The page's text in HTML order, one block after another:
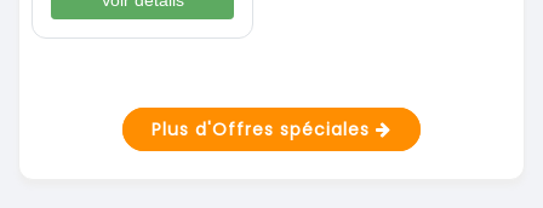
Plus d'Offres spéciales